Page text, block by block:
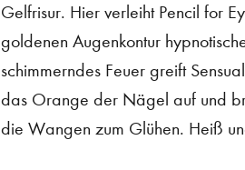
Gelfrisur. Hier verleiht Pencil for
goldenen Augenkontur
schimmerndes Feuer greift
das Orange der Nägel auf und
die Wangen zum Glühen. Heiß